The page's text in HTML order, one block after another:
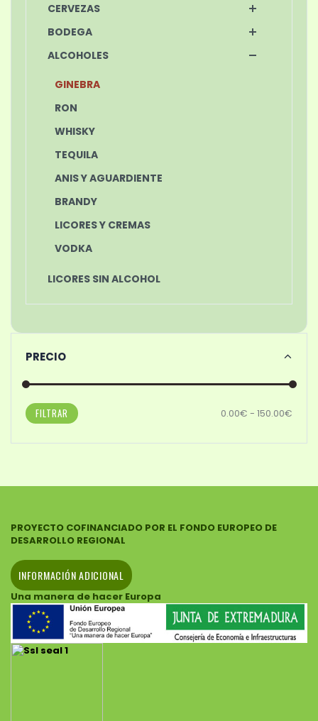
CERVEZAS
BODEGA
ALCOHOLES
GINEBRA
RON
WHISKY
TEQUILA
ANIS Y AGUARDIENTE
BRANDY
LICORES Y CREMAS
VODKA
LICORES SIN ALCOHOL
PRECIO
FILTRAR 0.00€ - 150.00€
PROYECTO COFINANCIADO POR EL FONDO EUROPEO DE
DESARROLLO REGIONAL
INFORMACIÓN ADICIONAL
Una manera de hacer Europa